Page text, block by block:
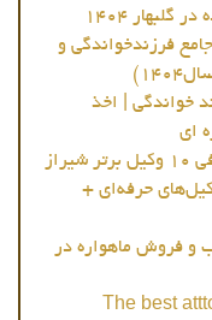
1404
فرزندخواندگی و
خواندگی | اخذ
ای
حرفه‌ای +
و فروش ماهواره در
The best